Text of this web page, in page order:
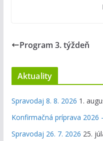
Program 3. týždeň
Aktuality
Spravodaj 8. 8. 2026 1.
Konfirmačná príprava 2026
Spravodaj 26. 7. 2026 25.